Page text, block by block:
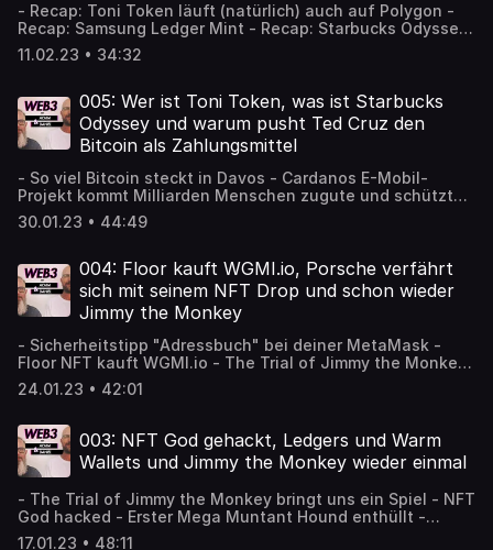
- Recap: Toni Token läuft (natürlich) auch auf Polygon -
Recap: Samsung Ledger Mint - Recap: Starbucks Odyssey
Web3 Kundenbindungsprogramm - VeeCon Viper 2022
Proof of Attendance Plakette - Toy Boogers - Toys and
released - Dookey Dash beendet - Bitcoin NFTs: Pixa und
die BitBrews Ordinals
11.02.23 • 34:32
005: Wer ist Toni Token, was ist Starbucks
Odyssey und warum pusht Ted Cruz den
Bitcoin als Zahlungsmittel
- So viel Bitcoin steckt in Davos - Cardanos E-Mobil-
Projekt kommt Milliarden Menschen zugute und schützt
das Klima - Starbucks startet mit 'Odyssey' seine Web3
Reise - Toki Token | Sparkassen Token zum Weltspartag -
auf der Flow Blockchain - Yugas Gordon Goner zieht sich
aus Gesundheitsgründen zurück
30.01.23 • 44:49
004: Floor kauft WGMI.io, Porsche verfährt
sich mit seinem NFT Drop und schon wieder
Jimmy the Monkey
- Sicherheitstipp "Adressbuch" bei deiner MetaMask -
Floor NFT kauft WGMI.io - The Trial of Jimmy the Monkey:
Ultimate Guide - Bored Ape Yacht Club X McBees X The
Dudes Collab - Porsche NFT Drop hinter den Erwartungen
24.01.23 • 42:01
003: NFT God gehackt, Ledgers und Warm
Wallets und Jimmy the Monkey wieder einmal
- The Trial of Jimmy the Monkey bringt uns ein Spiel - NFT
God hacked - Erster Mega Muntant Hound enthüllt -
Bitcoin auf dem Weg zu 21.000 USD
17.01.23 • 48:11